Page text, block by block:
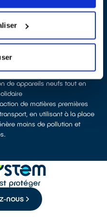
partenaires d'ecosystem,
collectés afin que nous
recyclage.
et réduire l’impact
neufs est génératrice de
naturelles.
de appareils neufs tout en
de matières premières
en utilisant à la place
moins de pollution et
NOUS